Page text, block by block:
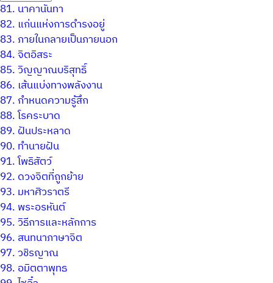
81. นาคานันทา
82. แก่นแห่งการดำรงอยู่
83. ภายในกลายเป็นภายนอก
84.จิตอิสระ
85.วิญญาณบริสุทธิ์
86. เส้นแบ่งทางพลังงาน
87. กำหนดความรู้สึก
88.โรคระบาด
89. ฝันประหลาด
90. ทำนายฝัน
91.โพธิสัตว์
92. ดวงจิตที่ถูกย้าย
93. มหาศิวราตรี
94. พระอรหันต์
95.วิธีการและหลักการ
96. สนทนาภาษาจิต
97.วชิรญาณ
98. อมิตตาพุทธ